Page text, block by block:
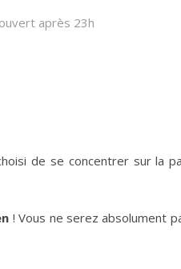
ouvert après 23h
de se concentrer sur la
! Vous ne serez absolument